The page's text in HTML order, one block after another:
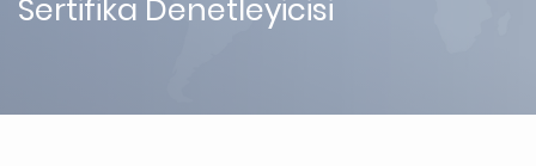
Sertifika Denetleyicisi